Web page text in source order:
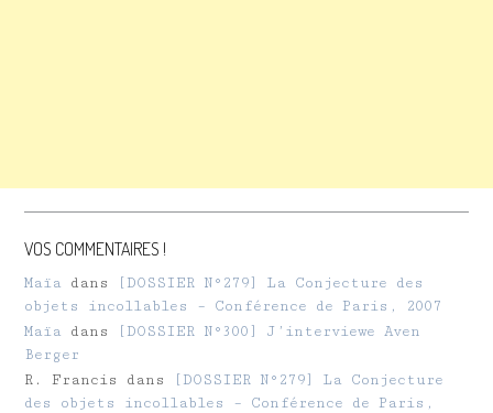
VOS COMMENTAIRES !
Maïa dans
[DOSSIER N°279] La Conjecture des
objets incollables – Conférence de Paris, 2007
Maïa dans
[DOSSIER N°300] J’interviewe Aven
Berger
R. Francis
dans
[DOSSIER N°279] La Conjecture
des objets incollables – Conférence de Paris,